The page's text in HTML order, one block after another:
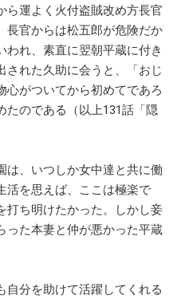
運よく火付盗賊改め方長官
長官からは松五郎が危険だか
われ、素直に翌朝平蔵に付き
された久助に会うと、「おじ
心がついてから初めてであろ
たのである（以上131話「隠
、いつしか女中達と共に働
活を思えば、ここは極楽で
打ち明けたかった。しかし妾
った本妻と仲が悪かった平蔵
分を助けて活躍してくれる